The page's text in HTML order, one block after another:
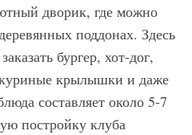
дворик, где можно
поддонах. Здесь
бургер, хот-дог,
крылышки и даже
составляет около 5-7
постройку клуба